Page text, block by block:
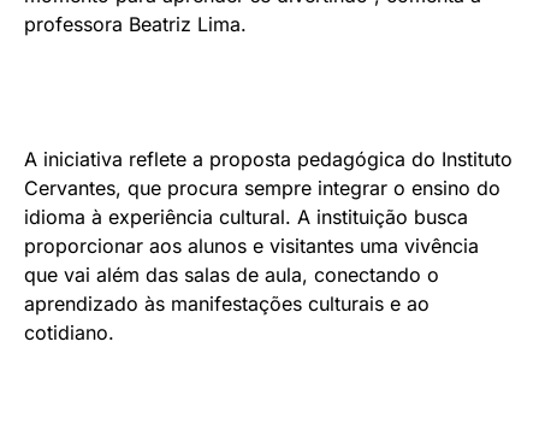
professora Beatriz Lima.
A iniciativa reflete a proposta pedagógica do Instituto
Cervantes, que procura sempre integrar o ensino do
idioma à experiência cultural. A instituição busca
proporcionar aos alunos e visitantes uma vivência
que vai além das salas de aula, conectando o
aprendizado às manifestações culturais e ao
cotidiano.